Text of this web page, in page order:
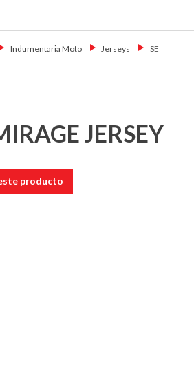
Indumentaria Moto→ Jerseys →
SE
JERSEY
producto